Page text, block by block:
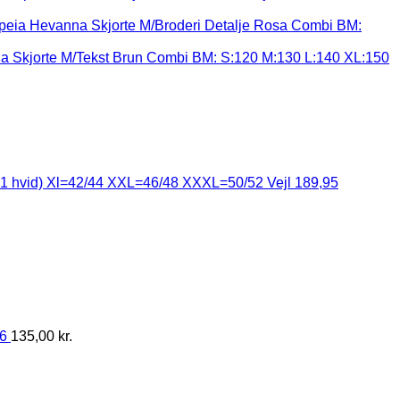
Hevanna Skjorte M/Broderi Detalje Rosa Combi BM:
Skjorte M/Tekst Brun Combi BM: S:120 M:130 L:140 XL:150
hvid) Xl=42/44 XXL=46/48 XXXL=50/52 Vejl 189,95
135,00 kr.